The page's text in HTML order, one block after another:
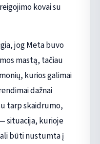
kovai su
jog Meta buvo
mastą, tačiau
kurios galimai
dažnai
tarp skaidrumo,
situacija, kurioje
būti nustumta į